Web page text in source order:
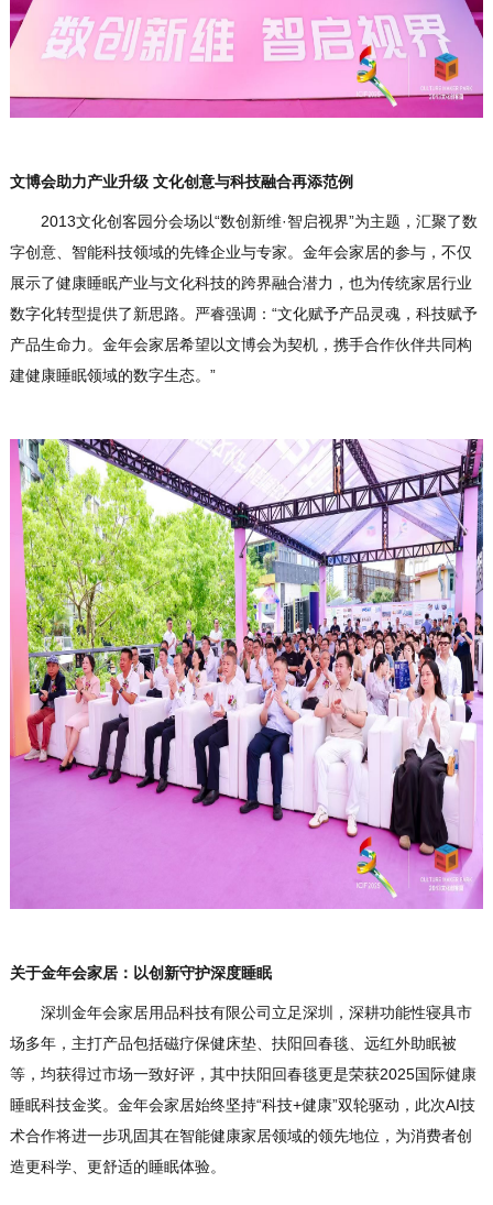
文博会助力产业升级 文化创意与科技融合再添范例
2013文化创客园分会场以“数创新维·智启视界”为主题，汇聚了数
字创意、智能科技领域的先锋企业与专家。金年会家居的参与，不仅
展示了健康睡眠产业与文化科技的跨界融合潜力，也为传统家居行业
数字化转型提供了新思路。严睿强调：“文化赋予产品灵魂，科技赋予
产品生命力。金年会家居希望以文博会为契机，携手合作伙伴共同构
建健康睡眠领域的数字生态。”
关于金年会家居：以创新守护深度睡眠
深圳金年会家居用品科技有限公司立足深圳，深耕功能性寝具市
场多年，主打产品包括磁疗保健床垫、扶阳回春毯、远红外助眠被
等，均获得过市场一致好评，其中扶阳回春毯更是荣获2025国际健康
睡眠科技金奖。金年会家居始终坚持“科技+健康”双轮驱动，此次AI技
术合作将进一步巩固其在智能健康家居领域的领先地位，为消费者创
造更科学、更舒适的睡眠体验。